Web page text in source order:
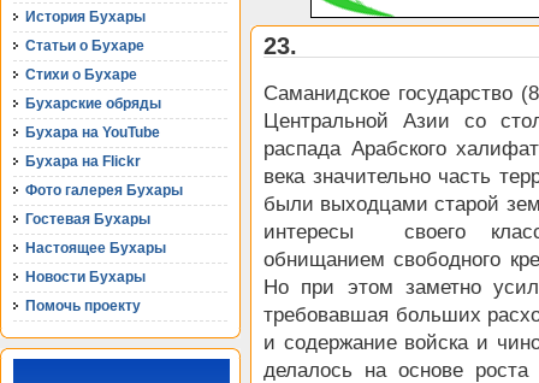
История Бухары
Статьи о Бухаре
Стихи о Бухаре
Бухарские обряды
Бухара на YouTube
Бухара на Flickr
Фото галерея Бухары
Гостевая Бухары
Настоящее Бухары
Новости Бухары
Помочь проекту
23.
Саманидское государство
Центральной Азии со
распада Арабского
века значительно часть
были выходцами старой
интересы своего
обнищанием свободного
Но при этом заметно
требовавшая больших
и содержание войска и
делалось на основе